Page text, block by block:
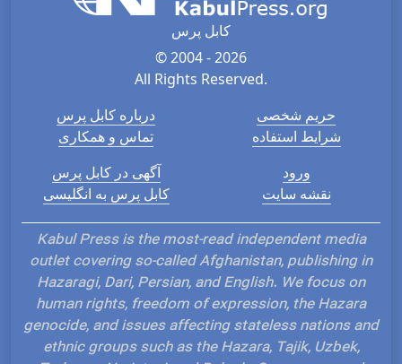
کابل پرس
© 2004 - 2026
All Rights Reserved.
درباره کابل پرس
تماس و همکاری
حریم شخصی
شرایط استفاده
آگهی در کابل پرس
کابل پرس به انگلیسی
ورود
نقشه سایت
Kabul Press is the most-read independent media
outlet covering so-called Afghanistan, publishing in
Hazaragi, Dari, Persian, and English. We focus on
human rights, freedom of expression, the Hazara
genocide, and issues affecting stateless nations and
ethnic groups such as the Hazara, Tajik, Uzbek,